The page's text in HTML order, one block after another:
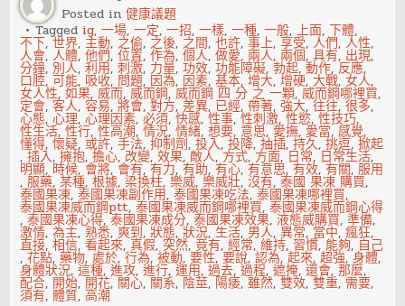
也
瘋
狂
Posted in健康議題
Tagged ig,一場,一定,一招,一樣,一種,一般,上面,下體,
不下,世界,主動, 之偷, 之後, 之間,也許,事上,享受,人們,人性,
人會,人體,他們,位置,作為,個人,做愛, 兩人, 兩個,具有, 出現,
分鐘, 別人,利用,刺激, 力量,功效,功能障礙,勃起,動作, 反應,
口腔,可能, 吸收, 問題, 因為, 因素,基本,增大,增硬,大戰,女人,
女人性,如果,威而,威而鋼,威而鋼 四 分 之 一顆,威而鋼哪裡買,
定會,客人,容易,將會,對方,差異, 已經,帶著,強大,往往,很多,
心態,心理,心理因素,必須,快感,性事,性刺激,性慾,性技巧,
性生活,性行,性高潮,情況,情緒,想要, 意思, 愛撫, 愛當,感覺,
懂得,懷疑, 或許,手法,抑制劑,投入,投降,抽插,持久,挑逗,掀起
,插入,擁抱,擔心, 改變,效果,敵人, 方式, 方面, 日常, 日常生活,
明顯, 時候, 會將, 會有,有力,有助,有心,有意思,有效,有關,服用
,服藥,某種,根據,梁換柱,樂威,樂威壯,沒有,泰國 果凍 購買,
泰國果凍,泰國果凍副作用,泰國果凍吃法,泰國果凍哪裡買,
泰國果凍威而鋼ptt,泰國果凍威而鋼哪裡買,泰國果凍威而鋼心得
,泰國果凍心得,泰國果凍成分,泰國果凍效果,液態威購買,準備,
激情,為主,熟悉,爽到,狀態,狀況,生活, 男人,異常, 當中,瘋狂,
直接,相信,看起來,真假,突然,竟有,經常,維持, 習慣, 能夠, 自己
,花點,藥物, 處於,行為,被動,要性,要說,認為,起來,超強,身體,
身體狀況,這種,進攻,進行,運用,過去,過程,遮掩,還會,那麼,
配合, 開始, 開花, 關心, 關系, 陰莖, 陽痿,雖然,雙效,雙重, 需要,
須有,體質,高潮